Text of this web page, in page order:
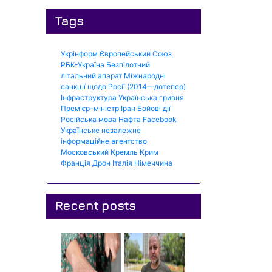
Tags
Укрінформ Європейський Союз
РБК-Україна Безпілотний
літальний апарат Міжнародні
санкції щодо Росії (2014—дотепер)
Інфраструктура Українська гривня
Прем'єр-міністр Іран Бойові дії
Російська мова Нафта Facebook
Українське незалежне
інформаційне агентство
Московський Кремль Крим
Франція Дрон Італія Німеччина
Recent posts